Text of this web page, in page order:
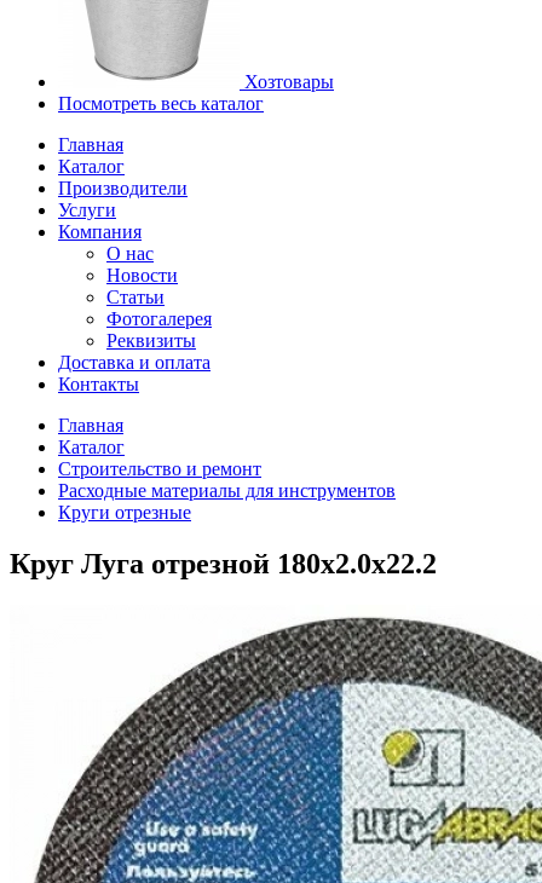
Хозтовары
Посмотреть весь каталог
Главная
Каталог
Производители
Услуги
Компания
О нас
Новости
Статьи
Фотогалерея
Реквизиты
Доставка и оплата
Контакты
Главная
Каталог
Строительство и ремонт
Расходные материалы для инструментов
Круги отрезные
Круг Луга отрезной 180х2.0х22.2